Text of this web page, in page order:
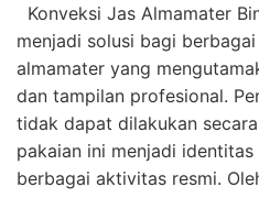
Konveksi Jas Almamater
menjadi solusi bagi
almamater yang
dan tampilan profesional.
tidak dapat dilakukan
pakaian ini menjadi
berbagai aktivitas resmi.